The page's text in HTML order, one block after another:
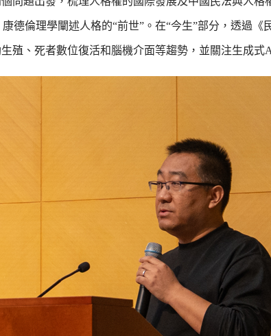
德倫理學闡述人格的“前世”。在“今生”部分，透過《
殖、死者數位復活和腦機介面等趨勢，並關注生成式